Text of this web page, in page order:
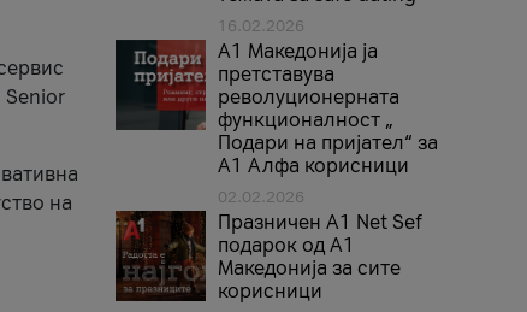
Senior
на
16.02.2026
А1 Македонија ја
претставува
револуционерната
функционалност „
Подари на пријател“ за
А1 Алфа корисници
02.02.2026
Празничен A1 Net Sеf
подарок од А1
Македонија за сите
корисници